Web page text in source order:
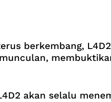
berkembang,
akan selalu